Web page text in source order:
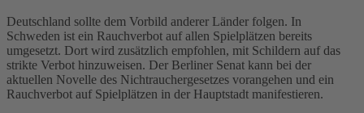
Deutschland sollte dem Vorbild anderer Länder folgen. In
Schweden ist ein Rauchverbot auf allen Spielplätzen bereits
umgesetzt. Dort wird zusätzlich empfohlen, mit Schildern auf das
strikte Verbot hinzuweisen. Der Berliner Senat kann bei der
aktuellen Novelle des Nichtrauchergesetzes vorangehen und ein
Rauchverbot auf Spielplätzen in der Hauptstadt manifestieren.